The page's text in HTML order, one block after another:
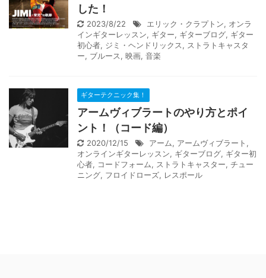
した！
2023/8/22 エリック・クラプトン, オンラ
インギターレッスン, ギター, ギターブログ, ギター
初心者, ジミ・ヘンドリックス, ストラトキャスタ
ー, ブルース, 映画, 音楽
ギターテクニック集！
アームヴィブラートのやり方とポイ
ント！（コード編）
2020/12/15 アーム, アームヴィブラート ,
オンラインギターレッスン, ギターブログ, ギター初
心者, コードフォーム, ストラトキャスター, チュー
ニング, フロイドローズ, レスポール